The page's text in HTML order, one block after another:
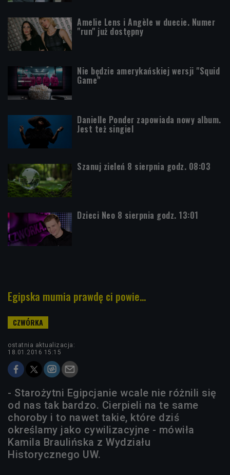
Amelie Lens i Angèle w duecie. Numer
"run" już dostępny
Nie będzie amerykańskiej wersji "Squid
Game"
Danielle Ponder zapowiada nowy album.
Jest też singiel
Szanuj zieleń 8 sierpnia godz. 08:03
Dzieci Neo 8 sierpnia godz. 13:01
Egipska mumia prawdę ci powie...
ostatnia aktualizacja:
18.01.2016 15:15
- Starożytni Egipcjanie wcale nie różnili się
od nas tak bardzo. Cierpieli na te same
choroby i to nawet takie, które dziś
określamy jako cywilizacyjne - mówiła
Kamila Braulińska z Wydziału
Historycznego UW.